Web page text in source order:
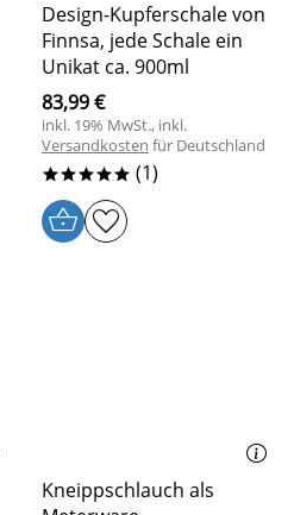
Design-Kupferschale von
Finnsa, jede Schale ein
Unikat ca. 900ml
83,99 €
inkl. 19% MwSt., inkl.
Versandkosten für Deutschland
***** (1)
Kneippschlauch als